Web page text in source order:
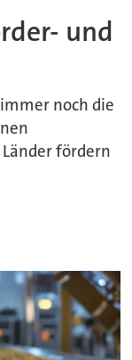
und
noch die
fördern